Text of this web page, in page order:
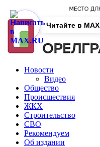
Новости
Видео
Общество
Происшествия
ЖКХ
Строительство
СВО
Рекомендуем
Об издании
Читайте в MAX